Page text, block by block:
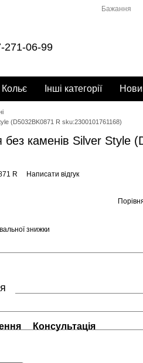
Бажання
271-06-99
Кольє Інші категорії
(D5032BK0871 R sku:2300101761168)
без каменів Silver Style
R Написати відгук
знижки
Консультація